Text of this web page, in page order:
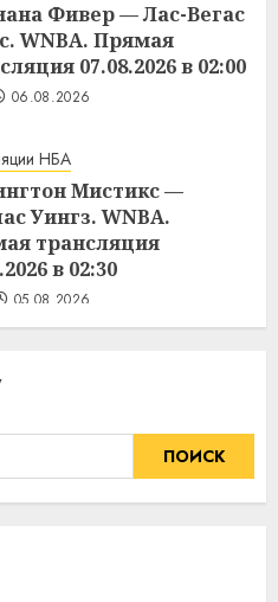
Фивер — Лас-Вегас
WNBA. Прямая
07.08.2026 в 02:00
06.08.2026
НБА
Мистикс —
Уингз. WNBA.
трансляция
в 02:30
05.08.2026